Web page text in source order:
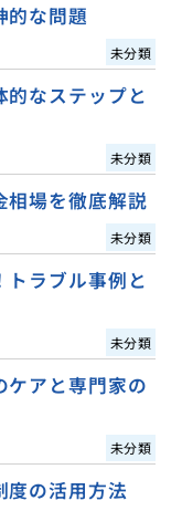
的な問題
未分類
的なステップと
未分類
相場を徹底解説
未分類
トラブル事例と
未分類
ケアと専門家の
未分類
度の活用方法